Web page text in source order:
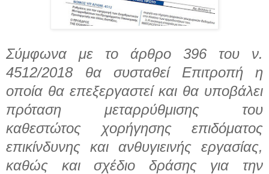
Σύμφωνα με το άρθρο 396 του ν.
4512/2018 θα συσταθεί Επιτροπή η
οποία θα επεξεργαστεί και θα υποβάλει
πρόταση μεταρρύθμισης του
καθεστώτος χορήγησης επιδόματος
επικίνδυνης και ανθυγιεινής εργασίας,
καθώς και σχέδιο δράσης για την